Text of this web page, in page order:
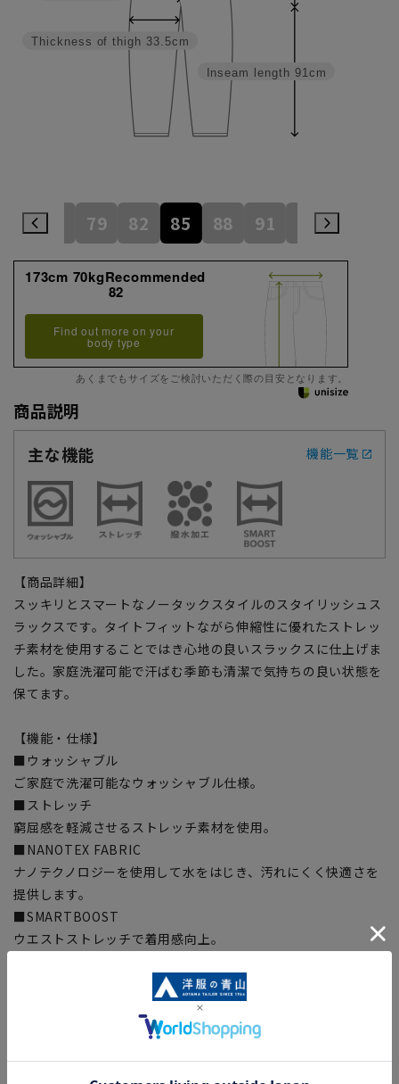
Inseam length 91cm
Thickness of thigh 33.5cm
76 79 82 85 88 91 94
173cm 70kgRecommended
82
Find out more on your
body type
あくまでもサイズをご検討いただく際の目安となります。
商品説明
主な機能
機能一覧
【商品詳細】
スッキリとスマートなノータックスタイルのスタイリッシュス
ラックスです。タイトフィットながら伸縮性に優れたストレッ
チ素材を使用することではき心地の良いスラックスに仕上げま
した。家庭洗濯可能で汗ばむ季節も清潔で気持ちの良い状態を
保てます。
【機能・仕様】
■ウォッシャブル
ご家庭で洗濯可能なウォッシャブル仕様。
■ストレッチ
窮屈感を軽減させるストレッチ素材を使用。
■NANOTEX FABRIC
ナノテクノロジーを使用して水をはじき、汚れにくく快適さを
提供します。
■SMARTBOOST
ウエストストレッチで着用感向上。
【シルエット】《細め(スリム)》 (当社比)
■こちらの商品はご購入時またはご購入後の裾上げが必要な商